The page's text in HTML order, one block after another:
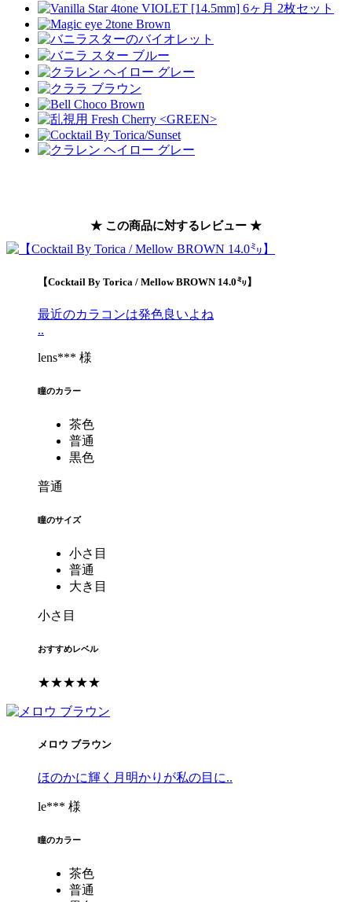
★ この商品に対するレビュー ★
【Cocktail By Torica / Mellow BROWN 14.0㍉】
最近のカラコンは発色良いよね
..
lens*** 様
瞳のカラー
茶色
普通
黒色
普通
瞳のサイズ
小さ目
普通
大き目
小さ目
おすすめレベル
★★★★★
メロウ ブラウン
ほのかに輝く月明かりが私の目に..
le*** 様
瞳のカラー
茶色
普通